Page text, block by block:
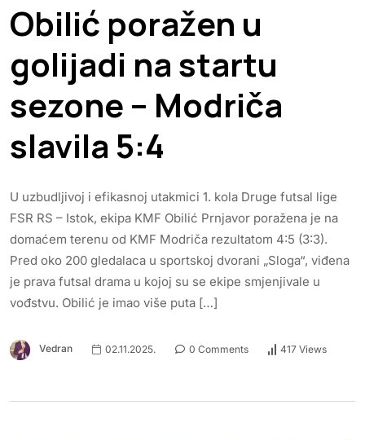
Obilić poražen u
golijadi na startu
sezone – Modriča
slavila 5:4
U uzbudljivoj i efikasnoj utakmici 1. kola Druge futsal lige
FSR RS – Istok, ekipa KMF Obilić Prnjavor poražena je na
domaćem terenu od KMF Modriča rezultatom 4:5 (3:3).
Pred oko 200 gledalaca u sportskoj dvorani „Sloga“, viđena
je prava futsal drama u kojoj su se ekipe smjenjivale u
vođstvu. Obilić je imao više puta […]
Vedran 02.11.2025. 0 Comments 417 Views